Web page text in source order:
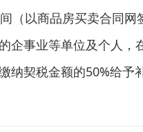
（以商品房买卖合同
企事业等单位及个人，
纳契税金额的50%给予